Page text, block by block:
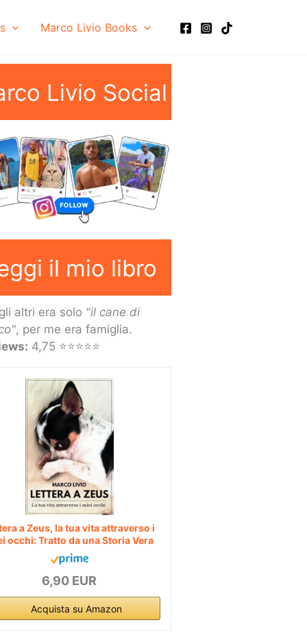
Marco Livio Books
Livio Social
il mio libro
altri era solo "il cane di
, per me era famiglia.
4,75 ⭐⭐⭐⭐⭐
a Zeus, la tua vita attraverso i
occhi: Tratto da una Storia Vera
6,90 EUR
Acquista su Amazon